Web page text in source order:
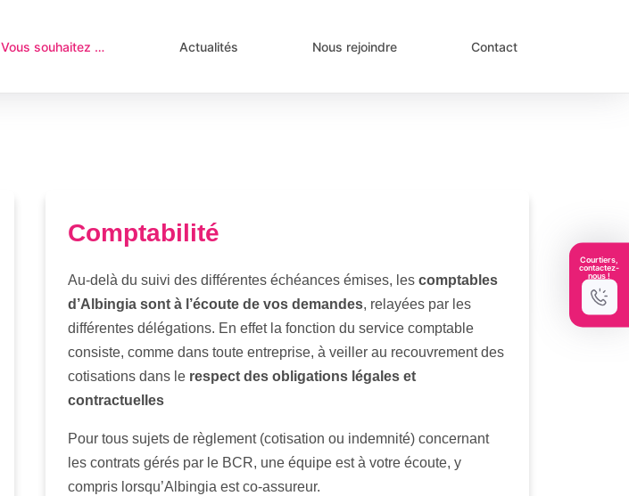
Vous souhaitez … Actualités Nous rejoindre Contact
Courtiers,
contactez-
nous !
Comptabilité
Au-delà du suivi des différentes échéances émises, les comptables
d’Albingia sont à l’écoute de vos demandes, relayées par les
différentes délégations. En effet la fonction du service comptable
consiste, comme dans toute entreprise, à veiller au recouvrement des
cotisations dans le respect des obligations légales et
contractuelles
Pour tous sujets de règlement (cotisation ou indemnité) concernant
les contrats gérés par le BCR, une équipe est à votre écoute, y
compris lorsqu’Albingia est co-assureur.